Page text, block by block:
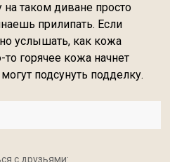
таком диване просто
прилипать. Если
услышать, как кожа
то горячее кожа начнет
подсунуть подделку.
с друзьями: